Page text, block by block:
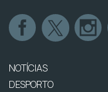
NOTÍCIAS
DESPORTO